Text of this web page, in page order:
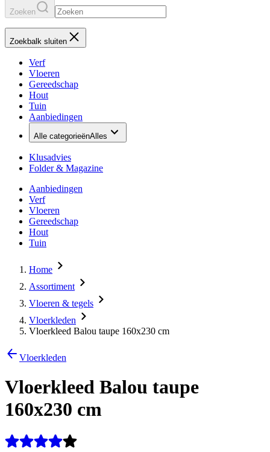
Zoeken
Zoekbalk sluiten
Verf
Vloeren
Gereedschap
Hout
Tuin
Aanbiedingen
Alle categorieënAlles
Klusadvies
Folder & Magazine
Aanbiedingen
Verf
Vloeren
Gereedschap
Hout
Tuin
Home
Assortiment
Vloeren & tegels
Vloerkleden
Vloerkleed Balou taupe 160x230 cm
Vloerkleden
Vloerkleed Balou taupe
160x230 cm